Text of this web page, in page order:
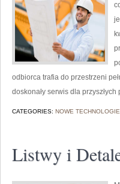
odbiorca trafia do przestrzeni
doskonały serwis dla
CATEGORIES: NOWE TECHNOLOGIE
Listwy i